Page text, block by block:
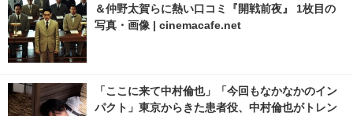
＆仲野太賀らに熱い口コミ『開戦前夜』 1枚目の
写真・画像 | cinemacafe.net
「ここに来て中村倫也」「今回もなかなかのイン
パクト」東京からきた患者役、中村倫也がトレン